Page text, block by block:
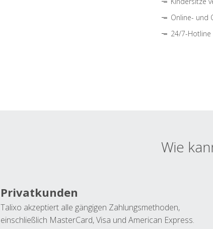
Online- und
24/7-Hotline
Wie
Privatkunden
Talixo akzeptiert alle gängigen Zahlungsmethoden,
einschließlich MasterCard, Visa und American Express.